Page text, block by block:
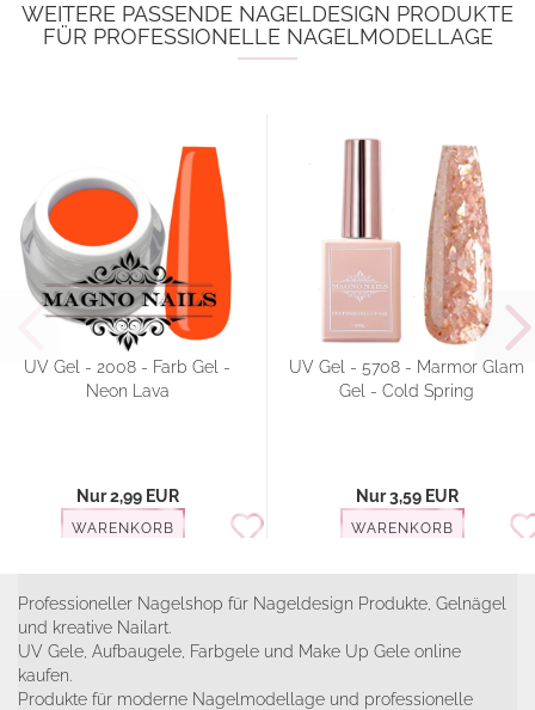
WEITERE PASSENDE NAGELDESIGN PRODUKTE
FÜR PROFESSIONELLE NAGELMODELLAGE
UV Gel - 2008 - Farb Gel -
Neon Lava
Nur 2,99 EUR
WARENKORB
UV Gel - 5708 - Marmor Glam
Gel - Cold Spring
Nur 3,59 EUR
WARENKORB
Professioneller Nagelshop für Nageldesign Produkte, Gelnägel
und kreative Nailart.
UV Gele, Aufbaugele, Farbgele und Make Up Gele online
kaufen.
Produkte für moderne Nagelmodellage und professionelle